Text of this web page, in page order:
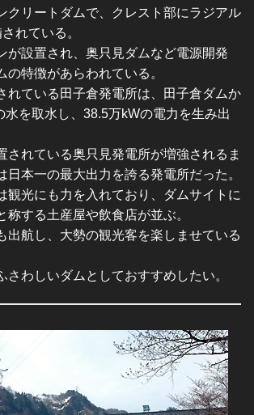
クリートダムで、クレスト部にラジアル
れている。
が設置され、奥只見ダムなど電源開発
の特徴があらわれている。
れている田子倉発電所は、田子倉ダムか
水を取水し、38.5万kWの電力を生み出
されている奥只見発電所が増強されるま
日本一の最大出力を誇る発電所だった。
観光にも力を入れており、ダムサイトに
称する土産屋や飲食店が並ぶ。
出航し、大勢の観光客を楽しませている
さわしいダムとしておすすめしたい。